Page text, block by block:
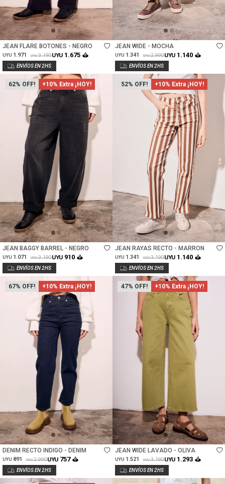
Talle
JEAN FLARE BOTONES - NEGRO
UYU 1.971 UYU 3.190UYU 1.675
Talle
JEAN WIDE - MOCHA
UYU 1.341 UYU 2.990UYU 1.140
62 +10% Extra ¡HOY!
Talle
JEAN BAGGY BARREL - NEGRO
UYU 1.071 UYU 3.190UYU 910
52 +10% Extra ¡HOY!
Talle
JEAN RAYAS RECTO - MARRON
UYU 1.341 UYU 3.190UYU 1.140
67 +10% Extra ¡HOY!
Talle
DENIM RECTO INDIGO - DENIM
UYU 891 UYU 2.990UYU 757
47 +10% Extra ¡HOY!
Talle
JEAN WIDE LAVADO - OLIVA
UYU 1.521 UYU 3.190UYU 1.293